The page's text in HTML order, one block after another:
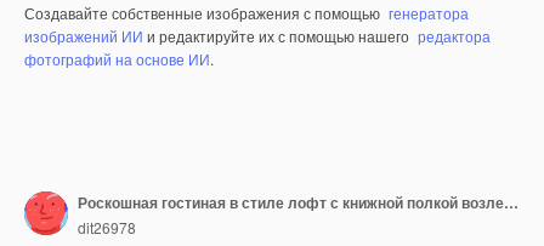
Создавайте собственные изображения с помощью генератора
изображений ИИ и редактируйте их с помощью нашего редактора
фотографий на основе ИИ.
Роскошная гостиная в стиле лофт с книжной полкой возле обеденного стола
dit26978